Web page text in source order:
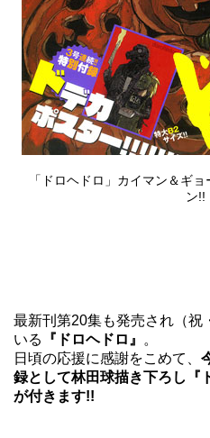
「ドロヘドロ」カイマン＆ギ
ン!!
最新刊第20集も発売され（祝
いる
『ドロヘドロ』
。
日頃の応援に感謝をこめて、
録として林田球描き下ろし『
が付きます!!